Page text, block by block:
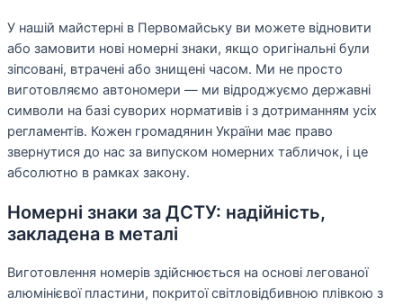
У нашій майстерні в Первомайську ви можете відновити
або замовити нові номерні знаки, якщо оригінальні були
зіпсовані, втрачені або знищені часом. Ми не просто
виготовляємо автономери — ми відроджуємо державні
символи на базі суворих нормативів і з дотриманням усіх
регламентів. Кожен громадянин України має право
звернутися до нас за випуском номерних табличок, і це
абсолютно в рамках закону.
Номерні знаки за ДСТУ: надійність,
закладена в металі
Виготовлення номерів здійснюється на основі легованої
алюмінієвої пластини, покритої світловідбивною плівкою з